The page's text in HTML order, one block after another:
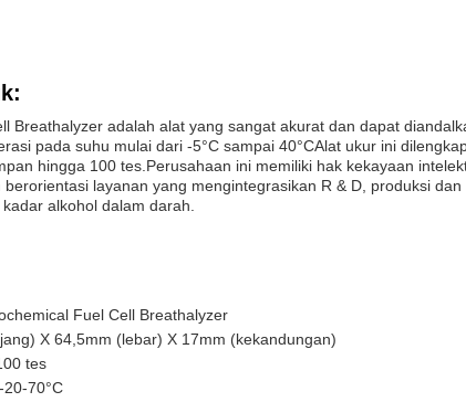
Breathalyzer adalah alat yang sangat akurat dan dapat
pada suhu mulai dari -5°C sampai 40°CAlat ukur ini
hingga 100 tes.Perusahaan ini memiliki hak kekayaan
layanan yang mengintegrasikan R & D, produksi
alkohol dalam darah.
Fuel Cell Breathalyzer
X 64,5mm (lebar) X 17mm (kekandungan)
tes
70°C